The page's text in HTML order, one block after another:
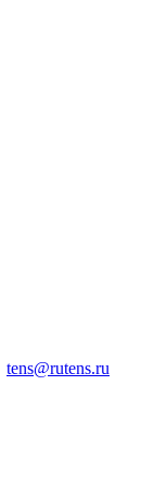
tens@rutens.ru